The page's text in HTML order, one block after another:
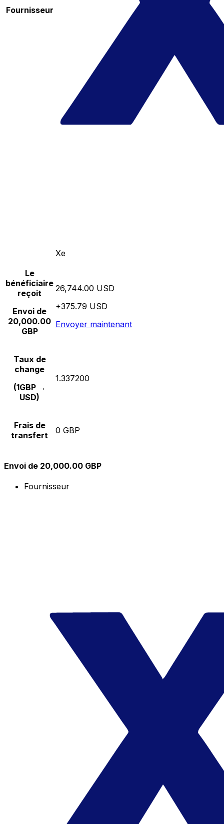
Fournisseur
Xe
Le
bénéficiaire
reçoit
Envoi de
20,000.00
GBP
26,744.00 USD
+375.79 USD
Envoyer maintenant
Taux de
change
(1GBP →
USD)
1.337200
Frais de
transfert
0 GBP
Envoi de 20,000.00 GBP
Fournisseur